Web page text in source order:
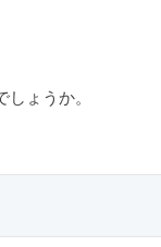
ょうか。